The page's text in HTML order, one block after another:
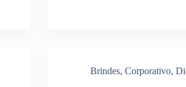
Brindes,Corporativo,